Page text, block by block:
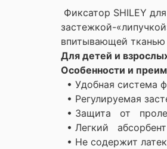
Фиксатор SHILEY
застежкой-
впитывающей тканью
Для детей и
Особенности и
• Удобная система
• Регулируемая
• Защита от
• Легкий
• Не содержит